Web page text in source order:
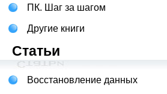
ПК. Шаг за шагом
Другие книги
Статьи
Восстановление данных